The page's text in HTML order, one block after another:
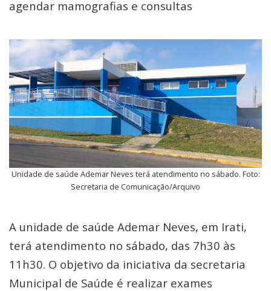
agendar mamografias e consultas
Unidade de saúde Ademar Neves terá atendimento no sábado. Foto:
Secretaria de Comunicação/Arquivo
A unidade de saúde Ademar Neves, em Irati,
terá atendimento no sábado, das 7h30 às
11h30. O objetivo da iniciativa da secretaria
Municipal de Saúde é realizar exames